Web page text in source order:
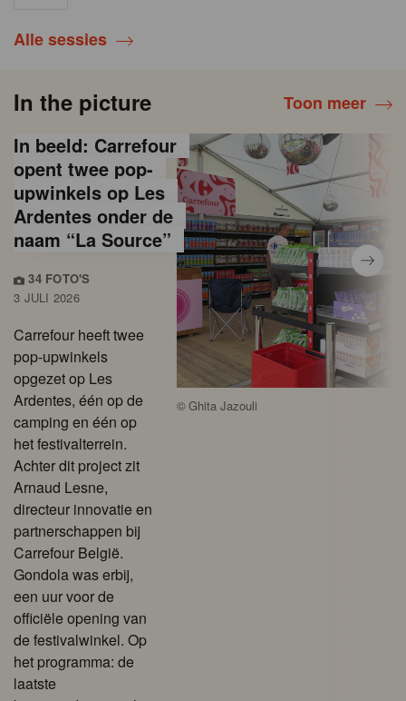
Alle sessies
In the picture Toon meer
In beeld: Carrefour
opent twee pop-
upwinkels op Les
Ardentes onder de
naam “La Source”
34 FOTO'S
3 JULI 2026
Carrefour heeft twee
pop-upwinkels
opgezet op Les
Ardentes, één op de
camping en één op
het festivalterrein.
Achter dit project zit
Arnaud Lesne,
directeur innovatie en
partnerschappen bij
Carrefour België.
Gondola was erbij,
een uur voor de
officiële opening van
de festivalwinkel. Op
het programma: de
laatste
©Ghita Jazouli